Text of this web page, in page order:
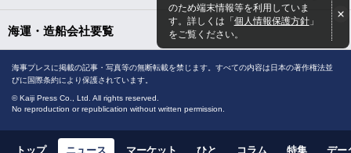
のため端末情報等を利用していま
す。詳しくは「個人情報保護方針」
をご覧ください。
海運・造船会社要覧
海事プレスに掲載の記事・写真等の無断転載を禁じます。すべての内容は日本の著作権法並
びに国際条約により保護されています。
© Kaiji Press Co., Ltd. All rights reserved.
No reproduction or republication without written permission.
トップ ニュース マーケット ひと コラム 特集 デー